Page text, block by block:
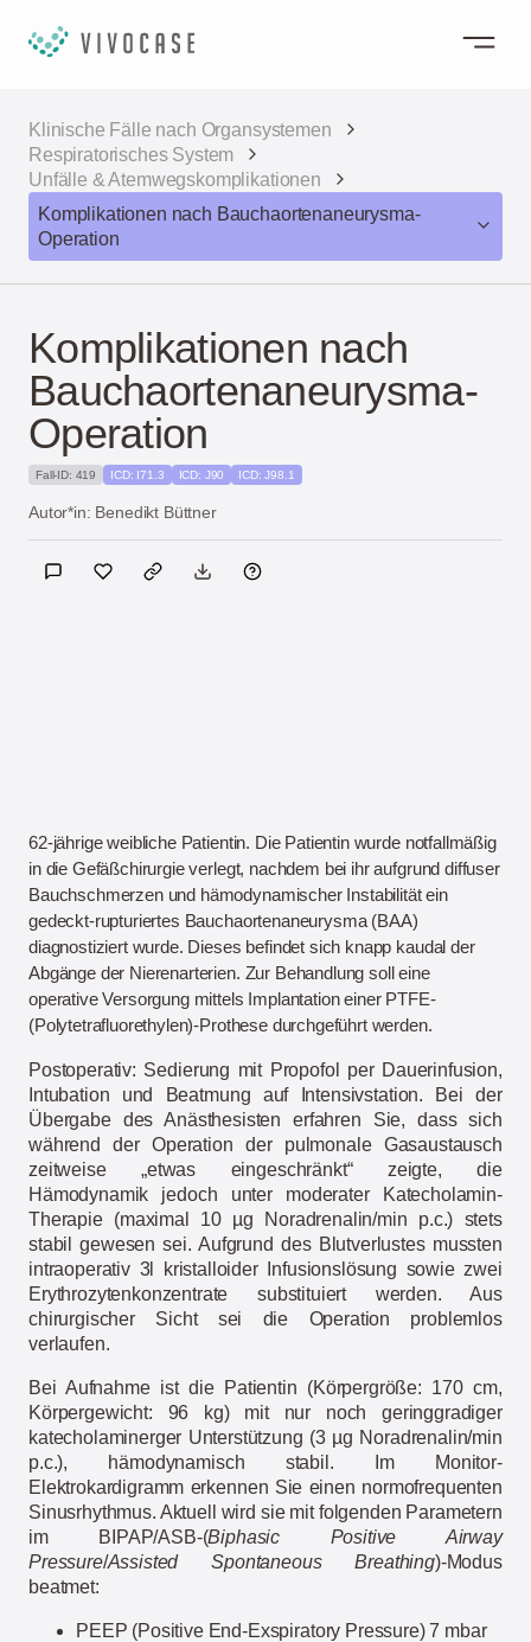
Klinische Fälle nach Organsystemen
Respiratorisches System
Unfälle & Atemwegskomplikationen
Komplikationen nach Bauchaortenaneurysma-
Operation
Komplikationen nach
Bauchaortenaneurysma-
Operation
Fall-ID: 419 ICD: I71.3 ICD: J90 ICD: J98.1
Autor*in: Benedikt Büttner
62-jährige weibliche Patientin. Die Patientin wurde notfallmäßig
in die Gefäßchirurgie verlegt, nachdem bei ihr aufgrund diffuser
Bauchschmerzen und hämodynamischer Instabilität ein
gedeckt-rupturiertes Bauchaortenaneurysma (BAA)
diagnostiziert wurde. Dieses befindet sich knapp kaudal der
Abgänge der Nierenarterien. Zur Behandlung soll eine
operative Versorgung mittels Implantation einer PTFE-
(Polytetrafluorethylen)-Prothese durchgeführt werden.
Postoperativ: Sedierung mit Propofol per Dauerinfusion,
Intubation und Beatmung auf Intensivstation. Bei der
Übergabe des Anästhesisten erfahren Sie, dass sich
während der Operation der pulmonale Gasaustausch
zeitweise „etwas eingeschränkt“ zeigte, die
Hämodynamik jedoch unter moderater Katecholamin-
Therapie (maximal 10 µg Noradrenalin/min p.c.) stets
stabil gewesen sei. Aufgrund des Blutverlustes mussten
intraoperativ 3l kristalloider Infusionslösung sowie zwei
Erythrozytenkonzentrate substituiert werden. Aus
chirurgischer Sicht sei die Operation problemlos
verlaufen.
Bei Aufnahme ist die Patientin (Körpergröße: 170 cm,
Körpergewicht: 96 kg) mit nur noch geringgradiger
katecholaminerger Unterstützung (3 µg Noradrenalin/min
p.c.), hämodynamisch stabil. Im Monitor-
Elektrokardigramm erkennen Sie einen normofrequenten
Sinusrhythmus. Aktuell wird sie mit folgenden Parametern
im BIPAP/ASB-(Biphasic Positive Airway
Pressure/Assisted Spontaneous Breathing)-Modus
beatmet:
PEEP (Positive End-Exspiratory Pressure) 7 mbar